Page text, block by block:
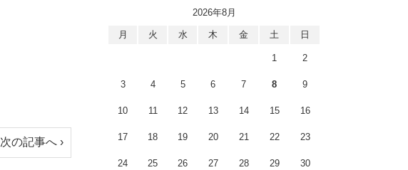
次の記事へ ›
2026年8月
月 火 水 木 金 土 日
1 2
3 4 5 6 7 8 9
10 11 12 13 14 15 16
17 18 19 20 21 22 23
24 25 26 27 28 29 30